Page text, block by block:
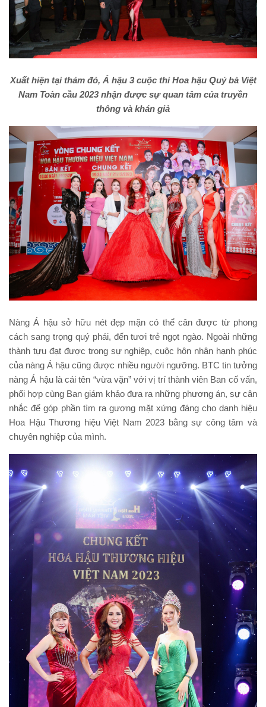
Xuất hiện tại thảm đỏ, Á hậu 3 cuộc thi Hoa hậu Quý bà Việt
Nam Toàn cầu 2023 nhận được sự quan tâm của truyền
thông và khán giả
Nàng Á hậu sở hữu nét đẹp mặn có thể cân được từ phong
cách sang trọng quý phái, đến tươi trẻ ngọt ngào. Ngoài những
thành tựu đạt được trong sự nghiệp, cuộc hôn nhân hạnh phúc
của nàng Á hậu cũng được nhiều người ngưỡng. BTC tin tưởng
nàng Á hậu là cái tên “vừa vặn” với vị trí thành viên Ban cố vấn,
phối hợp cùng Ban giám khảo đưa ra những phương án, sự cân
nhắc để góp phần tìm ra gương mặt xứng đáng cho danh hiệu
Hoa Hậu Thương hiệu Việt Nam 2023 bằng sự công tâm và
chuyên nghiệp của mình.